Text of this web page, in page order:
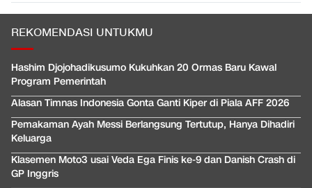
REKOMENDASI UNTUKMU
Hashim Djojohadikusumo Kukuhkan 20 Ormas Baru Kawal
Program Pemerintah
Alasan Timnas Indonesia Gonta Ganti Kiper di Piala AFF 2026
Pemakaman Ayah Messi Berlangsung Tertutup, Hanya Dihadiri
Keluarga
Klasemen Moto3 usai Veda Ega Finis ke-9 dan Danish Crash di
GP Inggris